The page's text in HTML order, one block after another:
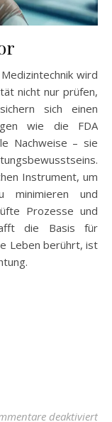
wird
nicht nur prüfen,
sich einen
wie die FDA
Nachweise – sie
Instrument, um
minimieren und
Prozesse und
die Basis für
Leben berührt, ist
deaktiviert